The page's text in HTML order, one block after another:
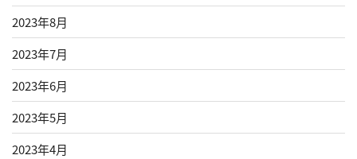
2023年8月
2023年7月
2023年6月
2023年5月
2023年4月